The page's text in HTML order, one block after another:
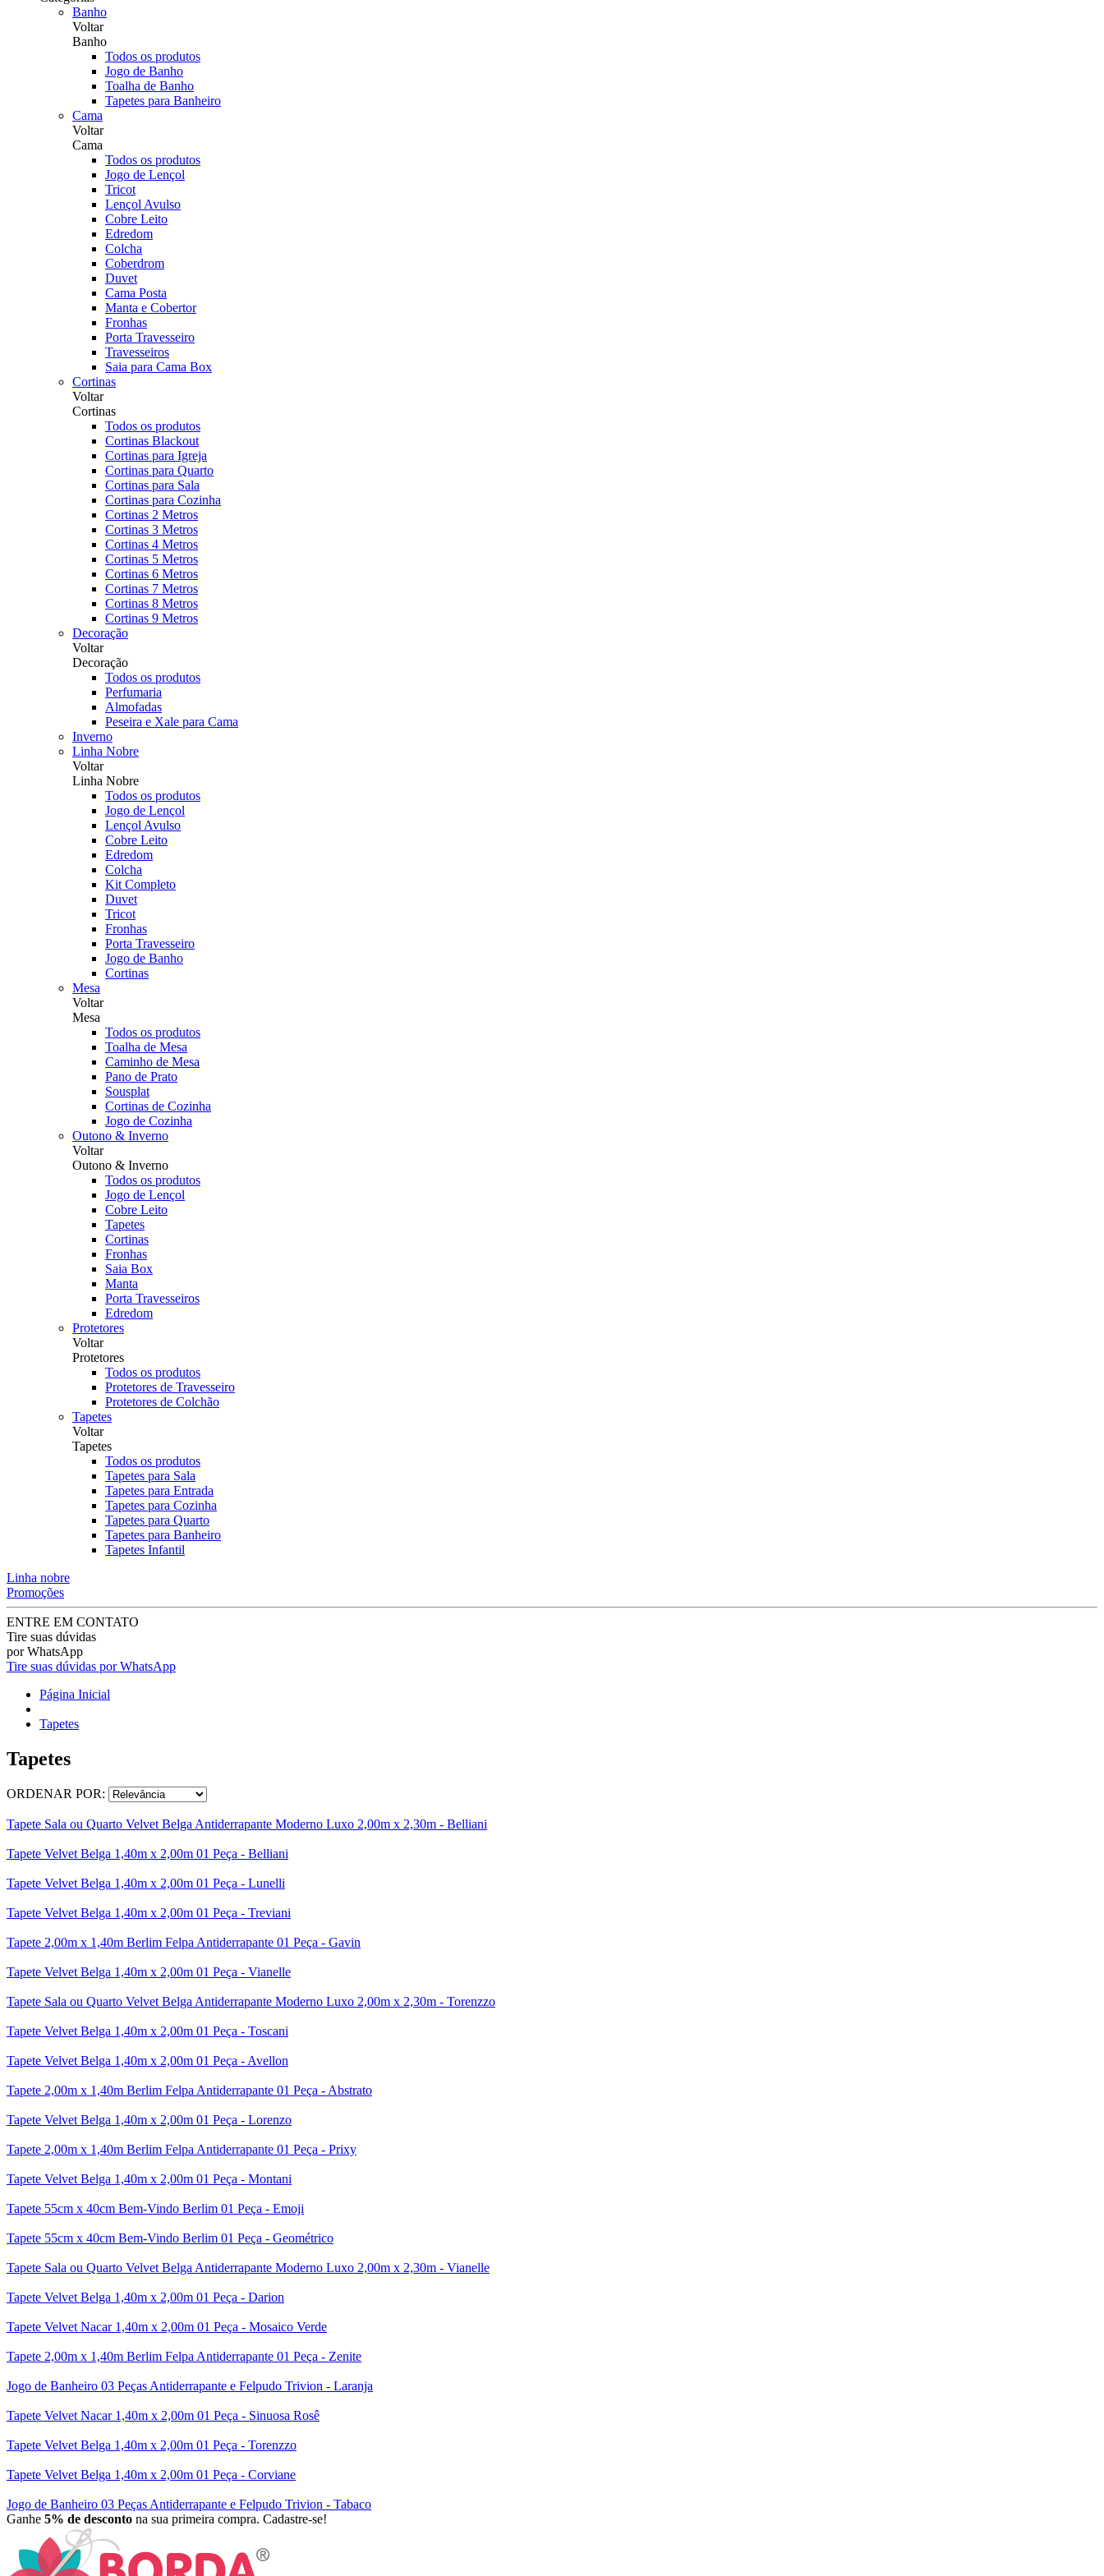
Banho
Voltar
Banho
Todos os produtos
Jogo de Banho
Toalha de Banho
Tapetes para Banheiro
Cama
Voltar
Cama
Todos os produtos
Jogo de Lençol
Tricot
Lençol Avulso
Cobre Leito
Edredom
Colcha
Coberdrom
Duvet
Cama Posta
Manta e Cobertor
Fronhas
Porta Travesseiro
Travesseiros
Saia para Cama Box
Cortinas
Voltar
Cortinas
Todos os produtos
Cortinas Blackout
Cortinas para Igreja
Cortinas para Quarto
Cortinas para Sala
Cortinas para Cozinha
Cortinas 2 Metros
Cortinas 3 Metros
Cortinas 4 Metros
Cortinas 5 Metros
Cortinas 6 Metros
Cortinas 7 Metros
Cortinas 8 Metros
Cortinas 9 Metros
Decoração
Voltar
Decoração
Todos os produtos
Perfumaria
Almofadas
Peseira e Xale para Cama
Inverno
Linha Nobre
Voltar
Linha Nobre
Todos os produtos
Jogo de Lençol
Lençol Avulso
Cobre Leito
Edredom
Colcha
Kit Completo
Duvet
Tricot
Fronhas
Porta Travesseiro
Jogo de Banho
Cortinas
Mesa
Voltar
Mesa
Todos os produtos
Toalha de Mesa
Caminho de Mesa
Pano de Prato
Sousplat
Cortinas de Cozinha
Jogo de Cozinha
Outono & Inverno
Voltar
Outono & Inverno
Todos os produtos
Jogo de Lençol
Cobre Leito
Tapetes
Cortinas
Fronhas
Saia Box
Manta
Porta Travesseiros
Edredom
Protetores
Voltar
Protetores
Todos os produtos
Protetores de Travesseiro
Protetores de Colchão
Tapetes
Voltar
Tapetes
Todos os produtos
Tapetes para Sala
Tapetes para Entrada
Tapetes para Cozinha
Tapetes para Quarto
Tapetes para Banheiro
Tapetes Infantil
Linha nobre
Promoções
ENTRE EM CONTATO
Tire suas dúvidas
por WhatsApp
Tire suas dúvidas por WhatsApp
Página Inicial
Tapetes
Tapetes
ORDENAR POR:
Tapete Sala ou Quarto Velvet Belga Antiderrapante Moderno Luxo 2,00m x 2,30m - Belliani
Tapete Velvet Belga 1,40m x 2,00m 01 Peça - Belliani
Tapete Velvet Belga 1,40m x 2,00m 01 Peça - Lunelli
Tapete Velvet Belga 1,40m x 2,00m 01 Peça - Treviani
Tapete 2,00m x 1,40m Berlim Felpa Antiderrapante 01 Peça - Gavin
Tapete Velvet Belga 1,40m x 2,00m 01 Peça - Vianelle
Tapete Sala ou Quarto Velvet Belga Antiderrapante Moderno Luxo 2,00m x 2,30m - Torenzzo
Tapete Velvet Belga 1,40m x 2,00m 01 Peça - Toscani
Tapete Velvet Belga 1,40m x 2,00m 01 Peça - Avellon
Tapete 2,00m x 1,40m Berlim Felpa Antiderrapante 01 Peça - Abstrato
Tapete Velvet Belga 1,40m x 2,00m 01 Peça - Lorenzo
Tapete 2,00m x 1,40m Berlim Felpa Antiderrapante 01 Peça - Prixy
Tapete Velvet Belga 1,40m x 2,00m 01 Peça - Montani
Tapete 55cm x 40cm Bem-Vindo Berlim 01 Peça - Emoji
Tapete 55cm x 40cm Bem-Vindo Berlim 01 Peça - Geométrico
Tapete Sala ou Quarto Velvet Belga Antiderrapante Moderno Luxo 2,00m x 2,30m - Vianelle
Tapete Velvet Belga 1,40m x 2,00m 01 Peça - Darion
Tapete Velvet Nacar 1,40m x 2,00m 01 Peça - Mosaico Verde
Tapete 2,00m x 1,40m Berlim Felpa Antiderrapante 01 Peça - Zenite
Jogo de Banheiro 03 Peças Antiderrapante e Felpudo Trivion - Laranja
Tapete Velvet Nacar 1,40m x 2,00m 01 Peça - Sinuosa Rosê
Tapete Velvet Belga 1,40m x 2,00m 01 Peça - Torenzzo
Tapete Velvet Belga 1,40m x 2,00m 01 Peça - Corviane
Jogo de Banheiro 03 Peças Antiderrapante e Felpudo Trivion - Tabaco
Ganhe 5% de desconto na sua primeira compra. Cadastre-se!